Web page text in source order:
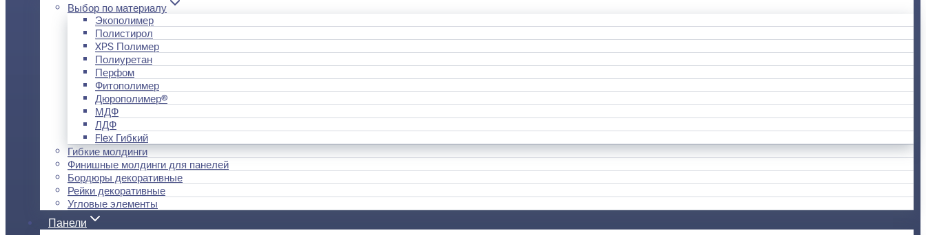
Выбор по материалу
Экополимер
Полистирол
XPS Полимер
Полиуретан
Перфом
Фитополимер
Дюрополимер®
МДФ
ЛДФ
Flex Гибкий
Гибкие молдинги
Финишные молдинги для панелей
Бордюры декоративные
Рейки декоративные
Угловые элементы
Панели